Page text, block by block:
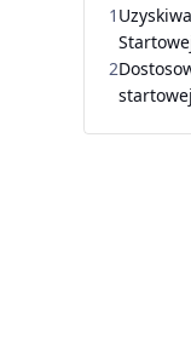
1
2
startowej